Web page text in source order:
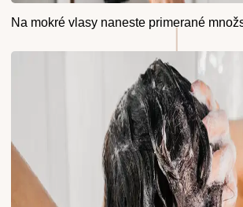
Krok
Na mokré vlasy naneste primerané